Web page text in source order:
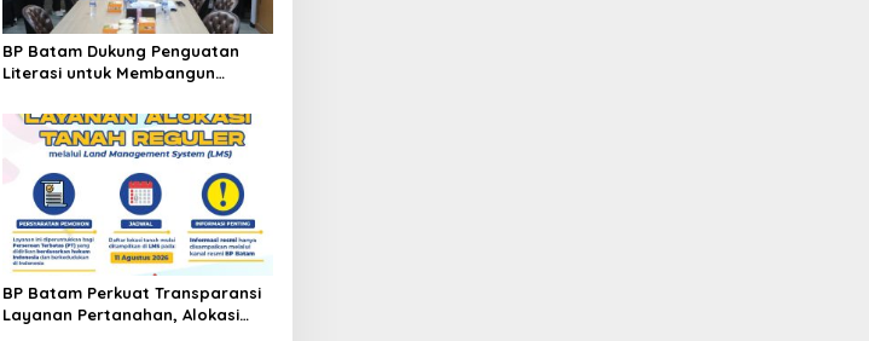
BP Batam Dukung Penguatan
Literasi untuk Membangun
Generasi Masa Depan
BP Batam Perkuat Transparansi
Layanan Pertanahan, Alokasi